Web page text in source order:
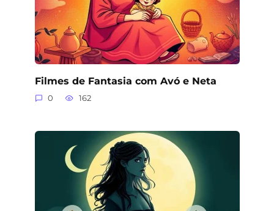
Filmes de Fantasia com Avó e Neta
0 162